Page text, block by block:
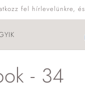
fel hírlevelünkre,
- 34